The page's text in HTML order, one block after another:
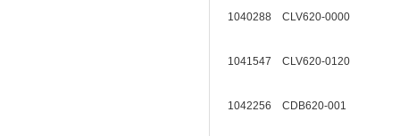
1040288 CLV620-0000
1041547 CLV620-0120
1042256 CDB620-001